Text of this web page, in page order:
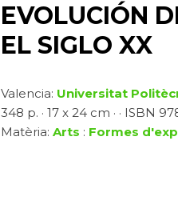
EVOLUCIÓN
EL SIGLO XX
Valencia: Universitat
348 p. · 17 x 24 cm · · ISBN
Matèria: Arts : Formes